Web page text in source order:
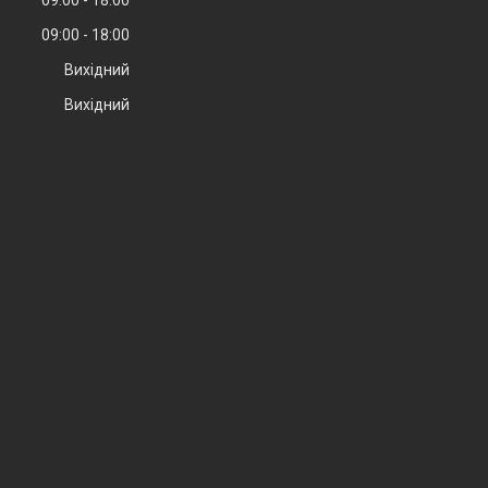
09:00
18:00
Вихідний
Вихідний